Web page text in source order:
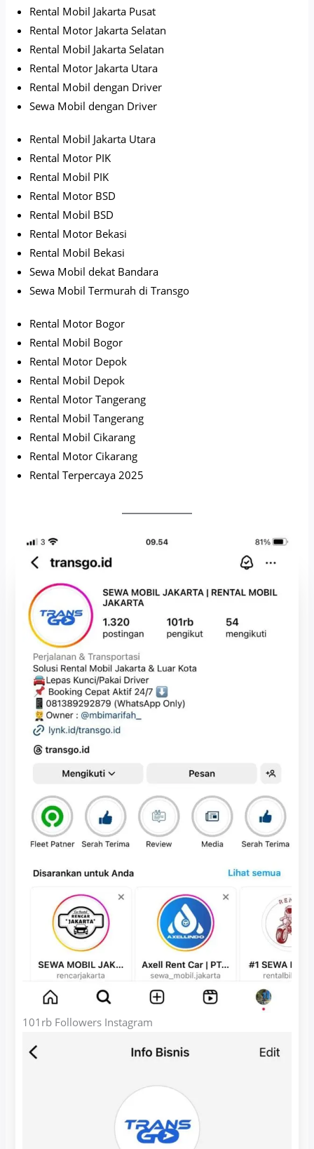
Rental Mobil Jakarta Pusat
Rental Motor Jakarta Selatan
Rental Mobil Jakarta Selatan
Rental Motor Jakarta Utara
Rental Mobil dengan Driver
Sewa Mobil dengan Driver
Rental Mobil Jakarta Utara
Rental Motor PIK
Rental Mobil PIK
Rental Motor BSD
Rental Mobil BSD
Rental Motor Bekasi
Rental Mobil Bekasi
Sewa Mobil dekat Bandara
Sewa Mobil Termurah di Transgo
Rental Motor Bogor
Rental Mobil Bogor
Rental Motor Depok
Rental Mobil Depok
Rental Motor Tangerang
Rental Mobil Tangerang
Rental Mobil Cikarang
Rental Motor Cikarang
Rental Terpercaya 2025
101rb Followers Instagram